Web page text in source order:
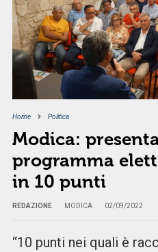
Home Politica
Modica:
programma
in 10 punti
REDAZIONE MODICA 02/09/2022
“10 punti nei quali è